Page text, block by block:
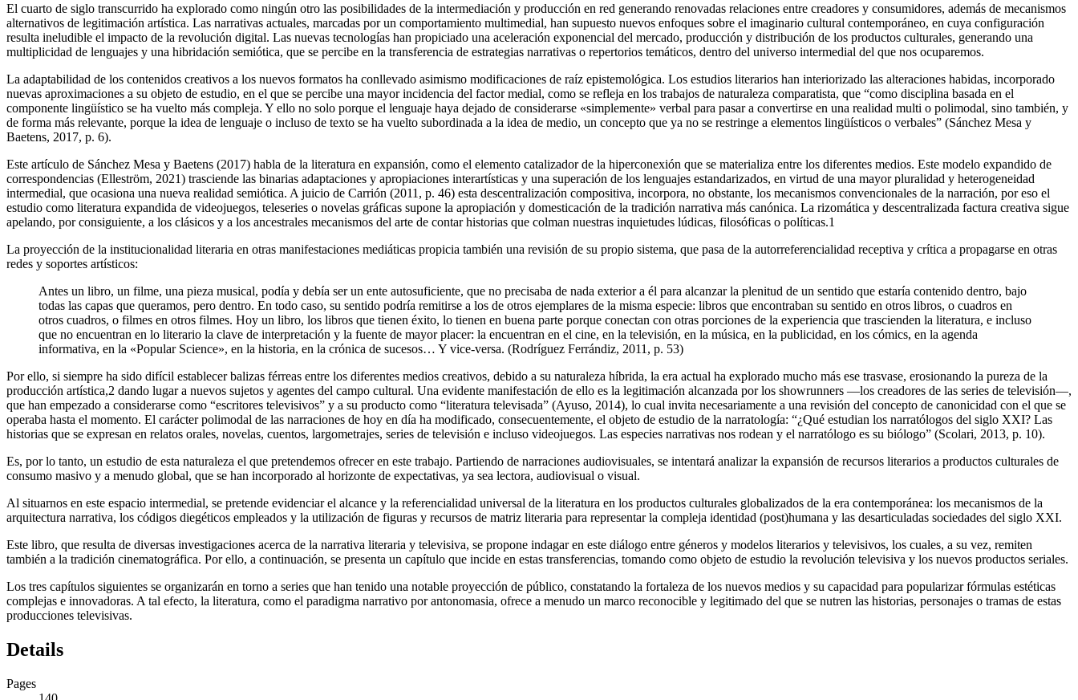
El cuarto de siglo transcurrido ha explorado como ningún otro las posibilidades de la intermediación y producción en red generando renovadas relaciones entre creadores y consumidores, además de mecanismos
alternativos de legitimación artística. Las narrativas actuales, marcadas por un comportamiento multimedial, han supuesto nuevos enfoques sobre el imaginario cultural contemporáneo, en cuya configuración
resulta ineludible el impacto de la revolución digital. Las nuevas tecnologías han propiciado una aceleración exponencial del mercado, producción y distribución de los productos culturales, generando una
multiplicidad de lenguajes y una hibridación semiótica, que se percibe en la transferencia de estrategias narrativas o repertorios temáticos, dentro del universo intermedial del que nos ocuparemos.
La adaptabilidad de los contenidos creativos a los nuevos formatos ha conllevado asimismo modificaciones de raíz epistemológica. Los estudios literarios han interiorizado las alteraciones habidas, incorporado
nuevas aproximaciones a su objeto de estudio, en el que se percibe una mayor incidencia del factor medial, como se refleja en los trabajos de naturaleza comparatista, que “como disciplina basada en el
componente lingüístico se ha vuelto más compleja. Y ello no solo porque el lenguaje haya dejado de considerarse «simplemente» verbal para pasar a convertirse en una realidad multi o polimodal, sino también, y
de forma más relevante, porque la idea de lenguaje o incluso de texto se ha vuelto subordinada a la idea de medio, un concepto que ya no se restringe a elementos lingüísticos o verbales” (Sánchez Mesa y
Baetens, 2017, p. 6).
Este artículo de Sánchez Mesa y Baetens (2017) habla de la literatura en expansión, como el elemento catalizador de la hiperconexión que se materializa entre los diferentes medios. Este modelo expandido de
correspondencias (Elleström, 2021) trasciende las binarias adaptaciones y apropiaciones interartísticas y una superación de los lenguajes estandarizados, en virtud de una mayor pluralidad y heterogeneidad
intermedial, que ocasiona una nueva realidad semiótica. A juicio de Carrión (2011, p. 46) esta descentralización compositiva, incorpora, no obstante, los mecanismos convencionales de la narración, por eso el
estudio como literatura expandida de videojuegos, teleseries o novelas gráficas supone la apropiación y domesticación de la tradición narrativa más canónica. La rizomática y descentralizada factura creativa sigue
apelando, por consiguiente, a los clásicos y a los ancestrales mecanismos del arte de contar historias que colman nuestras inquietudes lúdicas, filosóficas o políticas.1
La proyección de la institucionalidad literaria en otras manifestaciones mediáticas propicia también una revisión de su propio sistema, que pasa de la autorreferencialidad receptiva y crítica a propagarse en otras
redes y soportes artísticos:
Antes un libro, un filme, una pieza musical, podía y debía ser un ente autosuficiente, que no precisaba de nada exterior a él para alcanzar la plenitud de un sentido que estaría contenido dentro, bajo
todas las capas que queramos, pero dentro. En todo caso, su sentido podría remitirse a los de otros ejemplares de la misma especie: libros que encontraban su sentido en otros libros, o cuadros en
otros cuadros, o filmes en otros filmes. Hoy un libro, los libros que tienen éxito, lo tienen en buena parte porque conectan con otras porciones de la experiencia que trascienden la literatura, e incluso
que no encuentran en lo literario la clave de interpretación y la fuente de mayor placer: la encuentran en el cine, en la televisión, en la música, en la publicidad, en los cómics, en la agenda
informativa, en la «Popular Science», en la historia, en la crónica de sucesos… Y vice-versa. (Rodríguez Ferrándiz, 2011, p. 53)
Por ello, si siempre ha sido difícil establecer balizas férreas entre los diferentes medios creativos, debido a su naturaleza híbrida, la era actual ha explorado mucho más ese trasvase, erosionando la pureza de la
producción artística,2 dando lugar a nuevos sujetos y agentes del campo cultural. Una evidente manifestación de ello es la legitimación alcanzada por los showrunners —los creadores de las series de televisión—,
que han empezado a considerarse como “escritores televisivos” y a su producto como “literatura televisada” (Ayuso, 2014), lo cual invita necesariamente a una revisión del concepto de canonicidad con el que se
operaba hasta el momento. El carácter polimodal de las narraciones de hoy en día ha modificado, consecuentemente, el objeto de estudio de la narratología: “¿Qué estudian los narratólogos del siglo XXI? Las
historias que se expresan en relatos orales, novelas, cuentos, largometrajes, series de televisión e incluso videojuegos. Las especies narrativas nos rodean y el narratólogo es su biólogo” (Scolari, 2013, p. 10).
Es, por lo tanto, un estudio de esta naturaleza el que pretendemos ofrecer en este trabajo. Partiendo de narraciones audiovisuales, se intentará analizar la expansión de recursos literarios a productos culturales de
consumo masivo y a menudo global, que se han incorporado al horizonte de expectativas, ya sea lectora, audiovisual o visual.
Al situarnos en este espacio intermedial, se pretende evidenciar el alcance y la referencialidad universal de la literatura en los productos culturales globalizados de la era contemporánea: los mecanismos de la
arquitectura narrativa, los códigos diegéticos empleados y la utilización de figuras y recursos de matriz literaria para representar la compleja identidad (post)humana y las desarticuladas sociedades del siglo XXI.
Este libro, que resulta de diversas investigaciones acerca de la narrativa literaria y televisiva, se propone indagar en este diálogo entre géneros y modelos literarios y televisivos, los cuales, a su vez, remiten
también a la tradición cinematográfica. Por ello, a continuación, se presenta un capítulo que incide en estas transferencias, tomando como objeto de estudio la revolución televisiva y los nuevos productos seriales.
Los tres capítulos siguientes se organizarán en torno a series que han tenido una notable proyección de público, constatando la fortaleza de los nuevos medios y su capacidad para popularizar fórmulas estéticas
complejas e innovadoras. A tal efecto, la literatura, como el paradigma narrativo porantonomasia, ofrece a menudo un marco reconocible y legitimado del que se nutren las historias, personajes o tramas de estas
producciones televisivas.
Details
Pages